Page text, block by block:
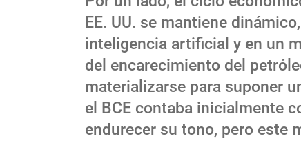
EE. UU. se mantiene
inteligencia artificial y en un
del encarecimiento del
materializarse para suponer
el BCE contaba inicialmente
endurecer su tono, pero este